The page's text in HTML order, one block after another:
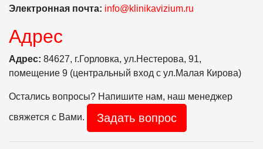
Электронная почта: info@klinikavizium.ru
Адрес
Адрес: 84627, г.Горловка, ул.Нестерова, 91,
помещение 9 (центральный вход с ул.Малая Кирова)
Остались вопросы? Напишите нам, наш менеджер
свяжется с Вами. Задать вопрос